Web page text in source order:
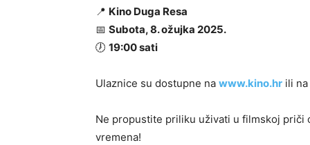
📍 Kino Duga Resa
📅 Subota, 8. ožujka 2025.
🕖 19:00 sati
Ulaznice su dostupne na www.kino.hr ili
Ne propustite priliku uživati u filmskoj
vremena!